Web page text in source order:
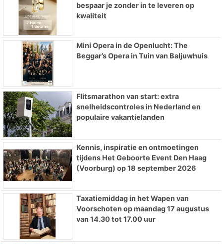
bespaar je zonder in te leveren op
kwaliteit
Mini Opera in de Openlucht: The
Beggar’s Opera in Tuin van Baljuwhuis
Flitsmarathon van start: extra
snelheidscontroles in Nederland en
populaire vakantielanden
Kennis, inspiratie en ontmoetingen
tijdens Het Geboorte Event Den Haag
(Voorburg) op 18 september 2026
Taxatiemiddag in het Wapen van
Voorschoten op maandag 17 augustus
van 14.30 tot 17.00 uur